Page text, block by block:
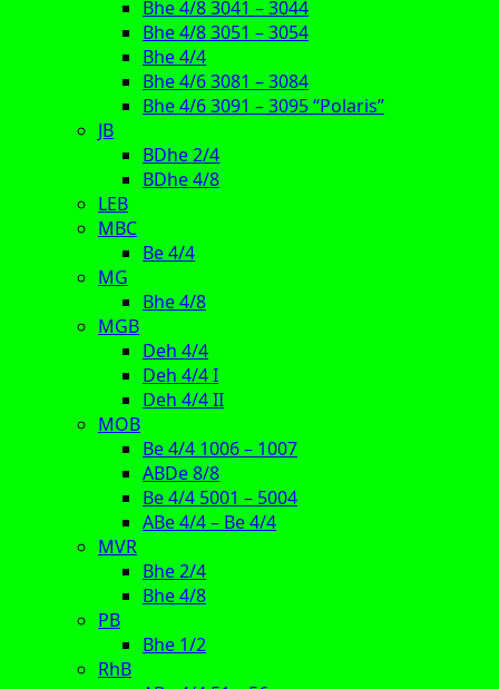
Bhe 4/8 3041 – 3044
Bhe 4/8 3051 – 3054
Bhe 4/4
Bhe 4/6 3081 – 3084
Bhe 4/6 3091 – 3095 “Polaris”
JB
BDhe 2/4
BDhe 4/8
LEB
MBC
Be 4/4
MG
Bhe 4/8
MGB
Deh 4/4
Deh 4/4 I
Deh 4/4 II
MOB
Be 4/4 1006 – 1007
ABDe 8/8
Be 4/4 5001 – 5004
ABe 4/4 – Be 4/4
MVR
Bhe 2/4
Bhe 4/8
PB
Bhe 1/2
RhB